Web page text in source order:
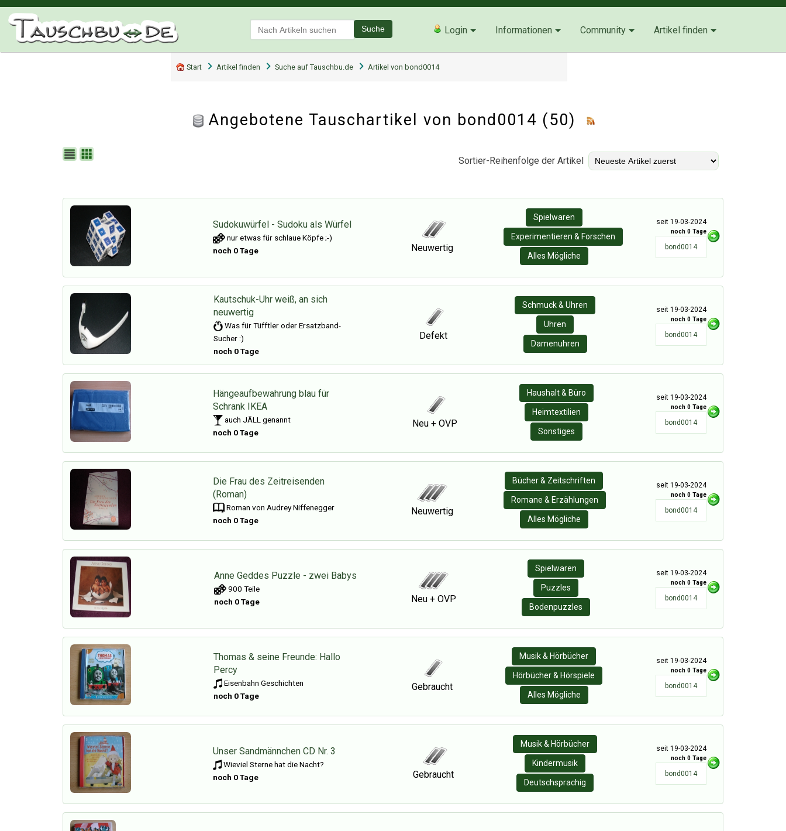
Suche Login Informationen Community Artikel finden
Start Artikel finden Suche auf Tauschbu.de Artikel von bond0014
Angebotene Tauschartikel von bond0014 (50)
Sortier-Reihenfolge der Artikel
Sudokuwürfel - Sudoku als Würfel
nur etwas für schlaue Köpfe ;-)
noch 0 Tage
Neuwertig
Spielwaren
Experimentieren & Forschen
Alles Mögliche
seit 19-03-2024
noch 0 Tage
bond0014
Kautschuk-Uhr weiß, an sich
neuwertig
Was für Tüfftler oder Ersatzband-
Sucher :)
noch 0 Tage
Defekt
Schmuck & Uhren
Uhren
Damenuhren
seit 19-03-2024
noch 0 Tage
bond0014
Hängeaufbewahrung blau für
Schrank IKEA
auch JÄLL genannt
noch 0 Tage
Neu + OVP
Haushalt & Büro
Heimtextilien
Sonstiges
seit 19-03-2024
noch 0 Tage
bond0014
Die Frau des Zeitreisenden
(Roman)
Roman von Audrey Niffenegger
noch 0 Tage
Neuwertig
Bücher & Zeitschriften
Romane & Erzählungen
Alles Mögliche
seit 19-03-2024
noch 0 Tage
bond0014
Anne Geddes Puzzle - zwei Babys
900 Teile
noch 0 Tage
Neu + OVP
Spielwaren
Puzzles
Bodenpuzzles
seit 19-03-2024
noch 0 Tage
bond0014
Thomas & seine Freunde: Hallo
Percy
Eisenbahn Geschichten
noch 0 Tage
Gebraucht
Musik & Hörbücher
Hörbücher & Hörspiele
Alles Mögliche
seit 19-03-2024
noch 0 Tage
bond0014
Unser Sandmännchen CD Nr. 3
Wieviel Sterne hat die Nacht?
noch 0 Tage
Gebraucht
Musik & Hörbücher
Kindermusik
Deutschsprachig
seit 19-03-2024
noch 0 Tage
bond0014